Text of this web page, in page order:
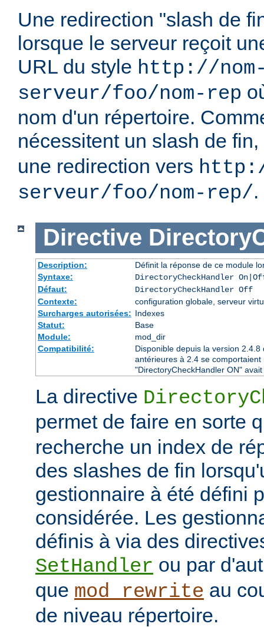
Une redirection "slash de
lorsque le serveur reçoit
URL du style http://
serveur/foo/nom-rep
nom d'un répertoire.
nécessitent un slash de fin,
une redirection vers
serveur/foo/nom-rep/.
Directive
Description:
Définit la réponse de ce module
Syntaxe:
DirectoryCheckHandler
Défaut:
DirectoryCheckHandler Off
Contexte:
configuration globale, serveur
Surcharges autorisées: Indexes
Statut:
Base
Module:
mod_dir
Compatibilité:
Disponible depuis la version
antérieures à 2.4 se
"DirectoryCheckHandler ON"
La directive
permet de faire en sorte
recherche un index de
des slashes de fin
gestionnaire à été défini
considérée. Les
définis à via des
SetHandler ou par
que mod_rewrite au
de niveau répertoire.